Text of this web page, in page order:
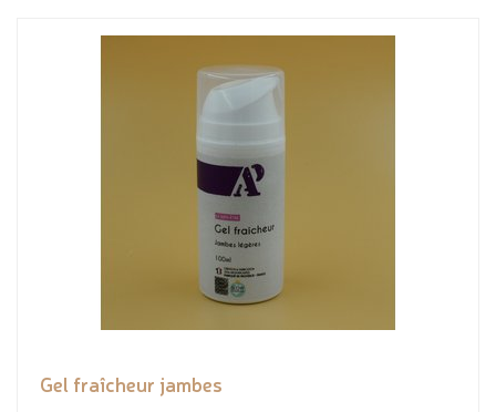
Gel fraîcheur jambes